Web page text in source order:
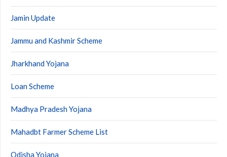
Jamin Update
Jammu and Kashmir Scheme
Jharkhand Yojana
Loan Scheme
Madhya Pradesh Yojana
Mahadbt Farmer Scheme List
Odisha Yojana